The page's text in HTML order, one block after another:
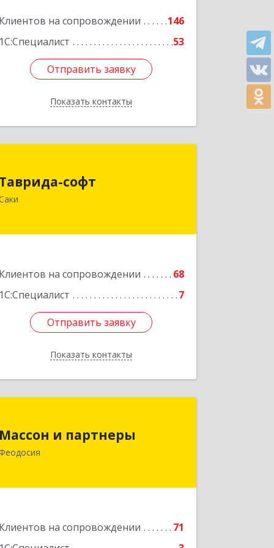
Клиентов на сопровождении
146
1С:Специалист
53
Отправить заявку
Показать контакты
Отправить заявку
Назад
Таврида-софт
Клиентов на сопровождении
68
1С:Специалист
7
Отправить заявку
Показать контакты
296574, Крым Респ, м.р-н Сакский с.п.
Новофедоровское, Новофедоровка
Отправить заявку
Назад
Массон и партнеры
Клиентов на сопровождении
71
298112, Крым Респ, Феодосия г,
Подробнее